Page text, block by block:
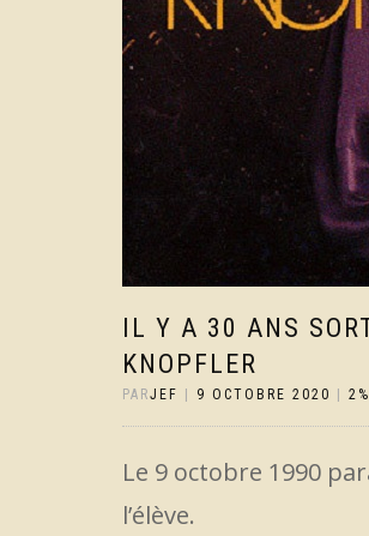
IL Y A 30 ANS
KNOPFLER
PARJEF 9 OCTOBRE 2020
Le 9 octobre 1990
l’élève.